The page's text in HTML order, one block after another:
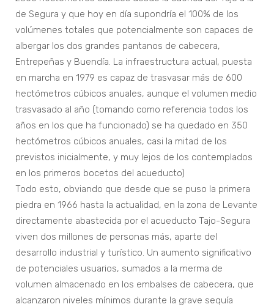
de Segura y que hoy en día supondría el 100% de los
volúmenes totales que potencialmente son capaces de
albergar los dos grandes pantanos de cabecera,
Entrepeñas y Buendía. La infraestructura actual, puesta
en marcha en 1979 es capaz de trasvasar más de 600
hectómetros cúbicos anuales, aunque el volumen medio
trasvasado al año (tomando como referencia todos los
años en los que ha funcionado) se ha quedado en 350
hectómetros cúbicos anuales, casi la mitad de los
previstos inicialmente, y muy lejos de los contemplados
en los primeros bocetos del acueducto)
Todo esto, obviando que desde que se puso la primera
piedra en 1966 hasta la actualidad, en la zona de Levante
directamente abastecida por el acueducto Tajo-Segura
viven dos millones de personas más, aparte del
desarrollo industrial y turístico. Un aumento significativo
de potenciales usuarios, sumados a la merma de
volumen almacenado en los embalses de cabecera, que
alcanzaron niveles mínimos durante la grave sequía